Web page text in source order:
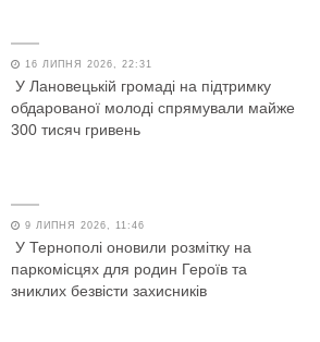
16 ЛИПНЯ 2026, 22:31
У Лановецькій громаді на підтримку
обдарованої молоді спрямували майже
300 тисяч гривень
9 ЛИПНЯ 2026, 11:46
У Тернополі оновили розмітку на
паркомісцях для родин Героїв та
зниклих безвісти захисників